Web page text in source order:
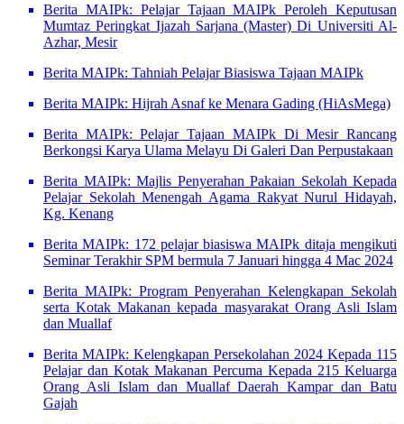
Berita MAIPk: Pelajar Tajaan MAIPk Peroleh Keputusan
Mumtaz Peringkat Ijazah Sarjana (Master) Di Universiti Al-
Azhar, Mesir
Berita MAIPk: Tahniah Pelajar Biasiswa Tajaan MAIPk
Berita MAIPk: Hijrah Asnaf ke Menara Gading (HiAsMega)
Berita MAIPk: Pelajar Tajaan MAIPk Di Mesir Rancang
Berkongsi Karya Ulama Melayu Di Galeri Dan Perpustakaan
Berita MAIPk: Majlis Penyerahan Pakaian Sekolah Kepada
Pelajar Sekolah Menengah Agama Rakyat Nurul Hidayah,
Kg. Kenang
Berita MAIPk: 172 pelajar biasiswa MAIPk ditaja mengikuti
Seminar Terakhir SPM bermula 7 Januari hingga 4 Mac 2024
Berita MAIPk: Program Penyerahan Kelengkapan Sekolah
serta Kotak Makanan kepada masyarakat Orang Asli Islam
dan Muallaf
Berita MAIPk: Kelengkapan Persekolahan 2024 Kepada 115
Pelajar dan Kotak Makanan Percuma Kepada 215 Keluarga
Orang Asli Islam dan Muallaf Daerah Kampar dan Batu
Gajah